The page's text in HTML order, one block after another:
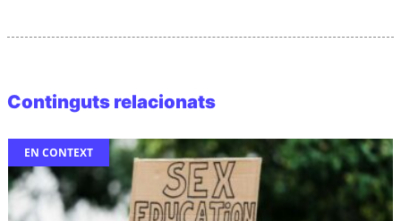
Continguts relacionats
EN CONTEXT